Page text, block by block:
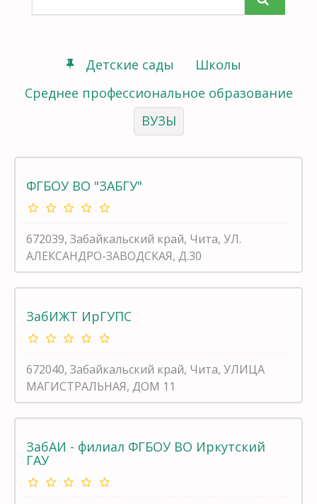
Детские сады
Школы
Среднее профессиональное образование
ВУЗЫ
ФГБОУ ВО "ЗАБГУ"
672039, Забайкальский край, Чита, УЛ.
АЛЕКСАНДРО-ЗАВОДСКАЯ, Д.30
ЗабИЖТ ИрГУПС
672040, Забайкальский край, Чита, УЛИЦА
МАГИСТРАЛЬНАЯ, ДОМ 11
ЗабАИ - филиал ФГБОУ ВО Иркутский
ГАУ